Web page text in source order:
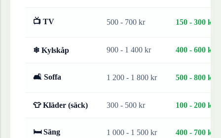
📺 TV 500 - 700 kr 150 - 300 kr
❄ Kylskåp 900 - 1 400 kr 400 - 600 kr
🛋 Soffa 1 200 - 1 800 kr 500 - 800 kr
👕 Kläder (säck) 300 - 500 kr 100 - 200 kr
🛏 Säng 1 000 - 1 500 kr 400 - 700 kr